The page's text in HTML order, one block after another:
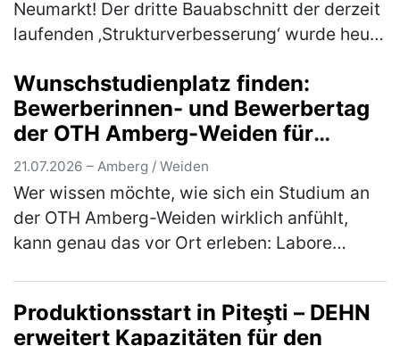
Neumarkt! Der dritte Bauabschnitt der derzeit
laufenden ‚Strukturverbesserung‘ wurde heute
Euro in das Jahreskrankenh…(mehr)
Wunschstudienplatz finden:
Bewerberinnen- und Bewerbertag
der OTH Amberg-Weiden für
Studieninteressierte und Bewerber
21.07.2026 – Amberg / Weiden
Wer wissen möchte, wie sich ein Studium an
der OTH Amberg-Weiden wirklich anfühlt,
kann genau das vor Ort erleben: Labore
(mehr)
Produktionsstart in Piteşti – DEHN
erweitert Kapazitäten für den